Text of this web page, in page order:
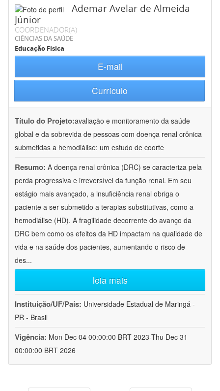
Ademar Avelar de Almeida
Júnior
COORDENADOR(A)
CIÊNCIAS DA SAÚDE
Educação Física
E-mail
Currículo
Título do Projeto:avaliação e monitoramento da saúde
global e da sobrevida de pessoas com doença renal crônica
submetidas a hemodiálise: um estudo de coorte
Resumo: A doença renal crônica (DRC) se caracteriza pela
perda progressiva e irreversível da função renal. Em seu
estágio mais avançado, a insuficiência renal obriga o
paciente a ser submetido a terapias substitutivas, como a
hemodiálise (HD). A fragilidade decorrente do avanço da
DRC bem como os efeitos da HD impactam na qualidade de
vida e na saúde dos pacientes, aumentando o risco de
des...
leia mais
Instituição/UF/País: Universidade Estadual de Maringá -
PR - Brasil
Vigência: Mon Dec 04 00:00:00 BRT 2023-Thu Dec 31
00:00:00 BRT 2026